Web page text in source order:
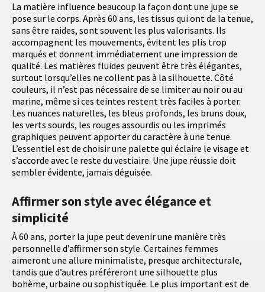
La matière influence beaucoup la façon dont une jupe se
pose sur le corps. Après 60 ans, les tissus qui ont de la tenue,
sans être raides, sont souvent les plus valorisants. Ils
accompagnent les mouvements, évitent les plis trop
marqués et donnent immédiatement une impression de
qualité. Les matières fluides peuvent être très élégantes,
surtout lorsqu’elles ne collent pas à la silhouette. Côté
couleurs, il n’est pas nécessaire de se limiter au noir ou au
marine, même si ces teintes restent très faciles à porter.
Les nuances naturelles, les bleus profonds, les bruns doux,
les verts sourds, les rouges assourdis ou les imprimés
graphiques peuvent apporter du caractère à une tenue.
L’essentiel est de choisir une palette qui éclaire le visage et
s’accorde avec le reste du vestiaire. Une jupe réussie doit
sembler évidente, jamais déguisée.
Affirmer son style avec élégance et
simplicité
À 60 ans, porter la jupe peut devenir une manière très
personnelle d’affirmer son style. Certaines femmes
aimeront une allure minimaliste, presque architecturale,
tandis que d’autres préféreront une silhouette plus
bohème, urbaine ou sophistiquée. Le plus important est de